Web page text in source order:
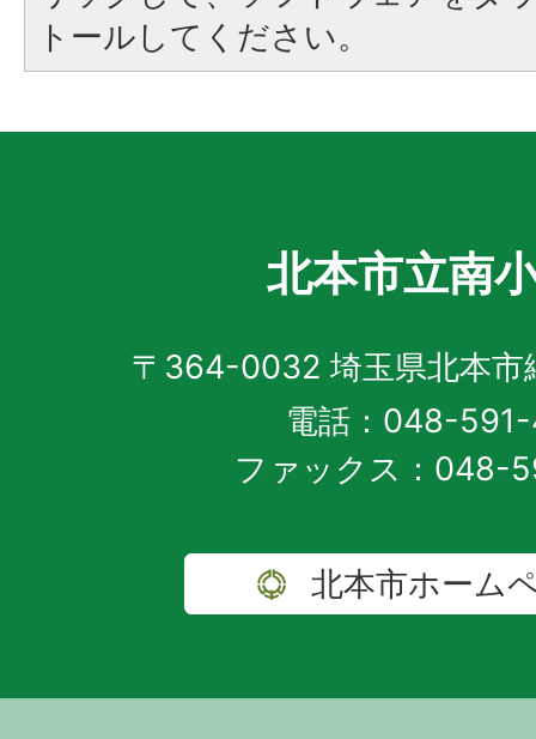
トールしてください。
北本市立南
〒364-0032 埼玉県北本市
電話：048-
ファックス：048-
北本市ホーム